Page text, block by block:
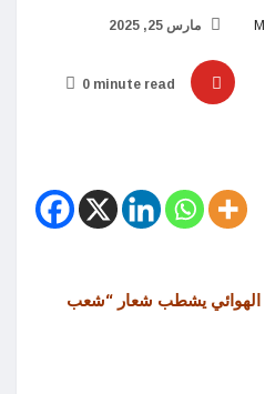
مارس 25, 2025
0 minute read
الهوائي يشطب شعار “شعب